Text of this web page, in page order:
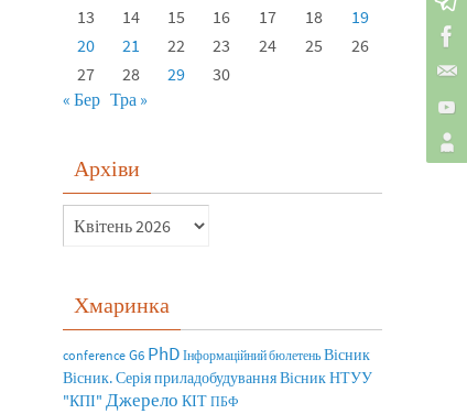
13
14 15 16 17 18
19
20
21 22 23 24 25
26
27
28 29
30
« Бер Тра »
Архіви
Хмаринка
conference G6 PhD Інформаційний бюлетень Вісник
Вісник. Серія приладобудуванняВісник НТУУ
"КПІ" Джерело КІТ ПБФ